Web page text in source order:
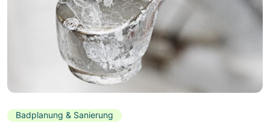
Badplanung & Sanierung